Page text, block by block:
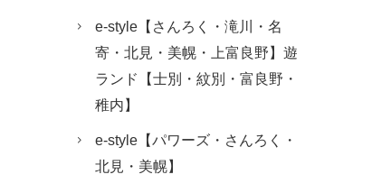
e-style【さんろく・滝川・名
寄・北見・美幌・上富良野】遊
ランド【士別・紋別・富良野・
稚内】
e-style【パワーズ・さんろく・
北見・美幌】